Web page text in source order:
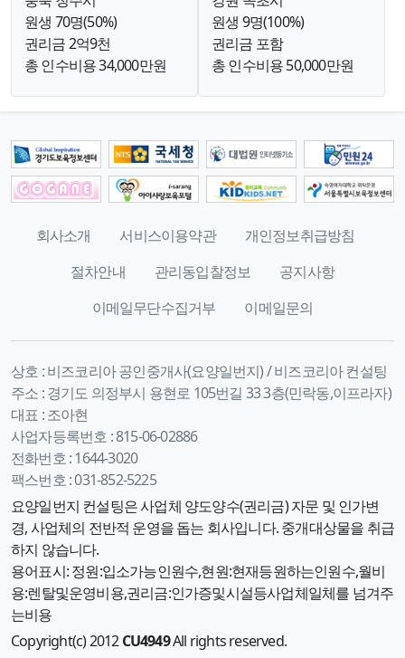
원생 70명(50%)
권리금 2억9천
총 인수비용 34,000만원
원생 9명(100%)
권리금 포함
총 인수비용 50,000만원
회사소개 서비스이용약관
개인정보취급방침
절차안내
관리동입찰정보
공지사항
이메일무단수집거부
이메일문의
상호 :비즈코리아 공인중개사(요양일번지) / 비즈코리아 컨설팅
주소 :경기도 의정부시 용현로 105번길 33 3층(민락동,이프라자)
대표 :조아현
사업자등록번호 :815-06-02886
전화번호 :1644-3020
팩스번호 :031-852-5225
요양일번지 컨설팅은 사업체 양도양수(권리금) 자문 및 인가변
경, 사업체의 전반적 운영을 돕는 회사입니다. 중개대상물을 취급
하지 않습니다.
용어표시: 정원:입소가능인원수,현원:현재등원하는인원수,월비
용:렌탈및운영비용,권리금:인가증및시설등사업체일체를 넘겨주
는비용
Copyright(c) 2012CU4949All rights reserved.